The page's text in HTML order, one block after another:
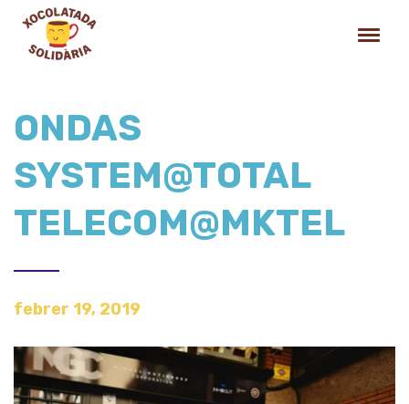
ONDAS
SYSTEM@TOTAL
TELECOM@MKTEL
febrer 19, 2019